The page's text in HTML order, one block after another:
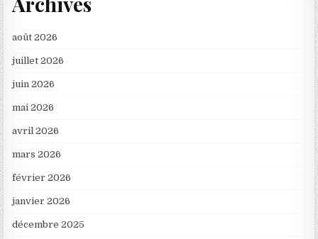
août 2026
juillet 2026
juin 2026
mai 2026
avril 2026
mars 2026
février 2026
janvier 2026
décembre 2025